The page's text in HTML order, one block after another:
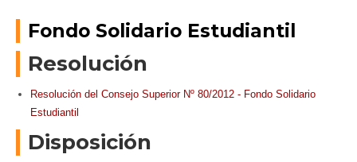
Consejo Superior
Rectorado / Secretarías
Facultades
Contacto
Fondo Solidario Estudiantil
Resolución
Resolución del Consejo Superior Nº 80/2012 - Fondo Solidario
Estudiantil
Disposición